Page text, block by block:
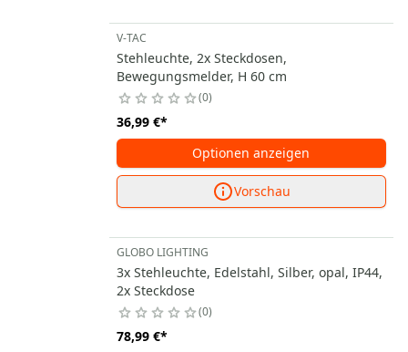
V-TAC
Stehleuchte, 2x Steckdosen,
Bewegungsmelder, H 60 cm
0
36,99 €*
Optionen anzeigen
Vorschau
GLOBO LIGHTING
3x Stehleuchte, Edelstahl, Silber, opal, IP44,
2x Steckdose
0
78,99 €*